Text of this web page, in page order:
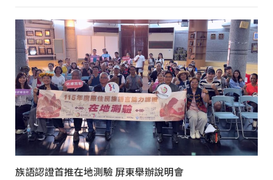
族語認證首推在地測驗 屏東舉辦說明會